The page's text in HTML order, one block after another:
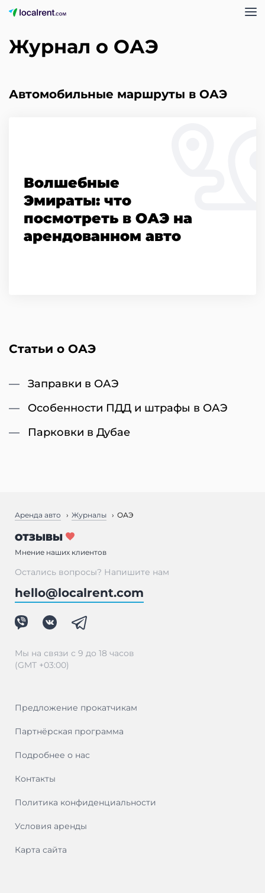
Журнал о ОАЭ
Автомобильные маршруты в ОАЭ
Волшебные
Эмираты: что
посмотреть в ОАЭ на
арендованном авто
Статьи о ОАЭ
Заправки в ОАЭ
Особенности ПДД и штрафы в ОАЭ
Парковки в Дубае
Аренда авто Журналы ОАЭ
ОТЗЫВЫ
Мнение наших клиентов
Предложение прокатчикам
Партнёрская программа
Подробнее о нас
Контакты
Политика конфиденциальности
Условия аренды
Карта сайта
Остались вопросы? Напишите нам
hello@localrent.com
Мы на связи с 9 до 18 часов
(GMT +03:00)